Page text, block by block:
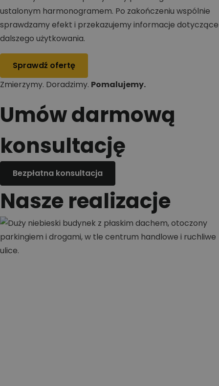
ustalonym harmonogramem. Po zakończeniu wspólnie
sprawdzamy efekt i przekazujemy informacje dotyczące
dalszego użytkowania.
Sprawdź ofertę
Zmierzymy. Doradzimy. Pomalujemy.
Umów darmową
konsultację
Bezpłatna konsultacja
Nasze realizacje